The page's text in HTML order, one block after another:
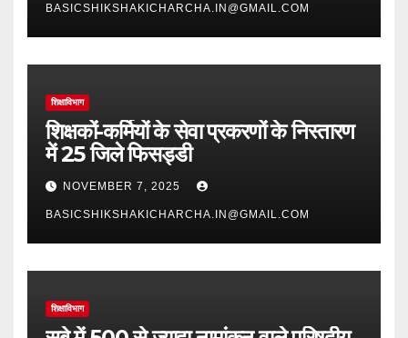
BASICSHIKSHAKICHARCHA.IN@GMAIL.COM
शिक्षाविभाग
शिक्षकों-कर्मियों के सेवा प्रकरणों के निस्तारण
में 25 जिले फिसड्डी
NOVEMBER 7, 2025
BASICSHIKSHAKICHARCHA.IN@GMAIL.COM
शिक्षाविभाग